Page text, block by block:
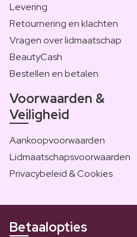
Levering
Retournering en klachten
Vragen over lidmaatschap
BeautyCash
Bestellen en betalen
Voorwaarden &
Veiligheid
Aankoopvoorwaarden
Lidmaatschapsvoorwaarden
Privacybeleid & Cookies
Betaalopties